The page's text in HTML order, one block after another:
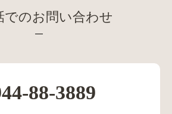
でのお問い合わせ
88-3889